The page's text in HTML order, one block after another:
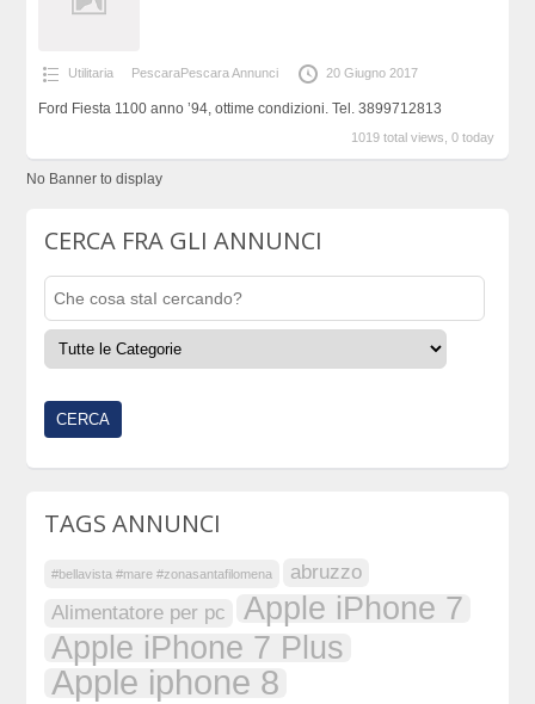
Utilitaria PescaraPescara Annunci 20 Giugno 2017
Ford Fiesta 1100 anno ’94, ottime condizioni. Tel. 3899712813
1019 total views, 0 today
No Banner to display
CERCA FRA GLI ANNUNCI
TAGS ANNUNCI
#bellavista #mare #zonasantafilomena
abruzzo
Alimentatore per pc
Apple iPhone 7
Apple iPhone 7 Plus
Apple iphone 8